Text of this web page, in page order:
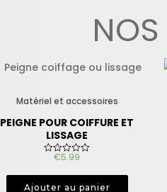
NOS
Matériel et accessoires
PEIGNE POUR COIFFURE ET
LISSAGE
t
e
€5.99
Ajouter au panier